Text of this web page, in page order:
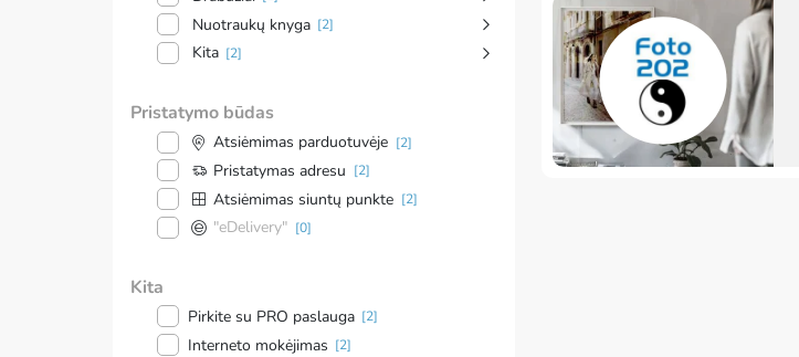
Nuotraukų knyga [2]
Kita [2]
Pristatymo būdas
Atsiėmimas parduotuvėje [2]
Pristatymas adresu [2]
Atsiėmimas siuntų punkte [2]
"eDelivery" [0]
Kita
Pirkite su PRO paslauga [2]
Interneto mokėjimas [2]